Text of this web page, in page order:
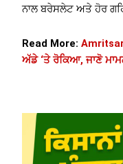
ਨਾਲ ਬਰੇਸਲੇਟ ਅਤੇ ਹੋਰ
Read More:Amritsar
ਅੱਡੇ ‘ਤੇ ਰੋਕਿਆ, ਜਾਣੋ